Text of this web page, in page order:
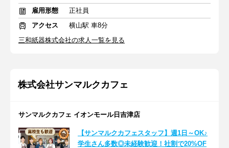
雇用形態
正社員
アクセス
横山駅 車8分
三和紙器株式会社の求人一覧を見る
株式会社サンマルクカフェ
サンマルクカフェ イオンモール日吉津店
【サンマルクカフェスタッフ】週1日～OK♪
学生さん多数◎未経験歓迎！社割で20%OF